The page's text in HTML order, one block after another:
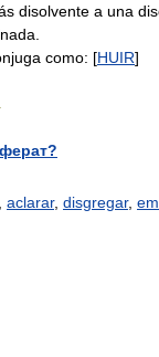
disolvente a una
como: [HUIR]
aclarar, disgregar,